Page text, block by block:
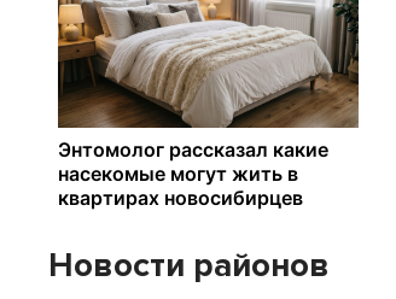
Новости районов